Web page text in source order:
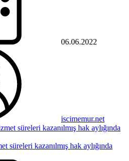
06.06.2022
iscimemur.net
süreleri kazanılmış hak aylığında